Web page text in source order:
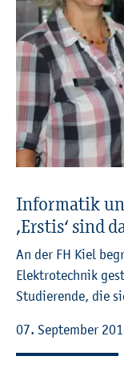
In­for­ma­tik
‚Erstis‘ sind
An der FH Kiel
Elek­tro­tech­nik
Stu­die­ren­de, die
07. Sep­tem­ber